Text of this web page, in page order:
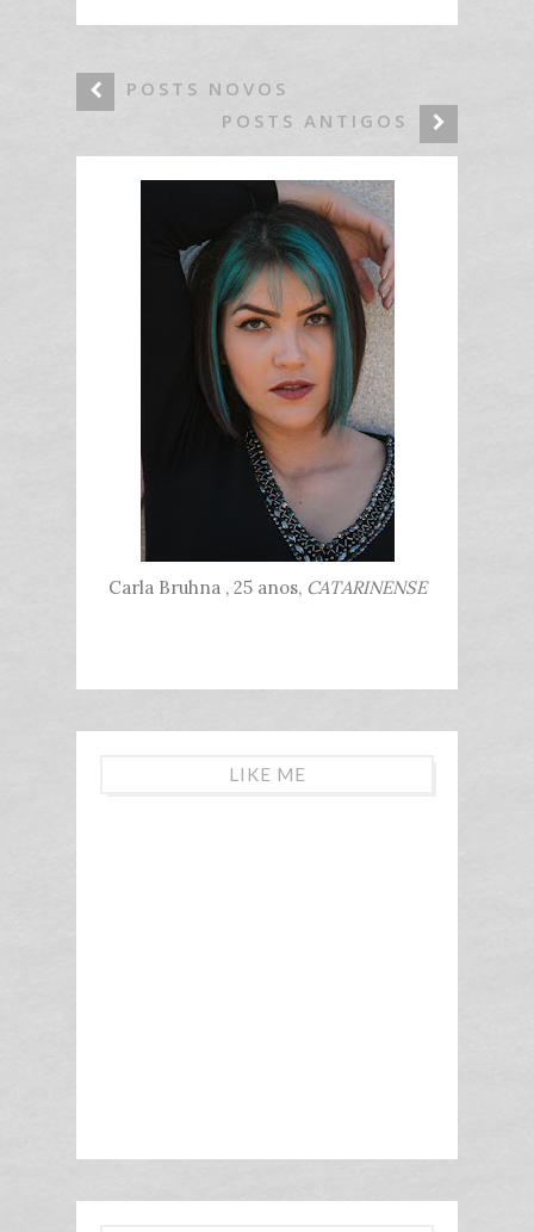
POSTS NOVOS
POSTS ANTIGOS
Carla Bruhna , 25 anos,CATARINENSE
LIKE ME